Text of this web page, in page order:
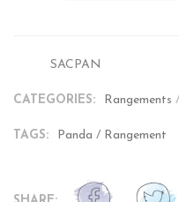
SACPAN
CATEGORIES: Rangements /
TAGS: Panda / Rangement